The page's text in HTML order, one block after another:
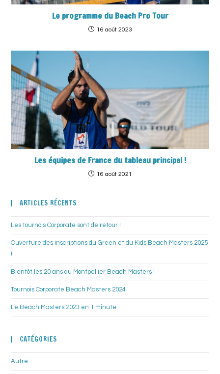
Le programme du Beach Pro Tour
16 août 2023
Les équipes de France du tableau principal !
16 août 2021
ARTICLES RÉCENTS
Les tournois Corporate sont de retour !
Ouverture des inscriptions du Green et du Kids Beach Masters 2025
!
Bientôt les 20 ans du Montpellier Beach Masters !
Tournois Corporate Beach Masters 2024
Le Beach Masters 2023 en 1 minute
CATÉGORIES
Autre